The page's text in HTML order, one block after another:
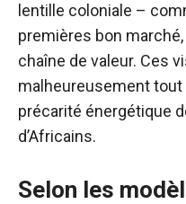
lentille coloniale –
premières bon
chaîne de valeur. Ces
malheureusement
précarité énergétique
d’Africains.
Selon les